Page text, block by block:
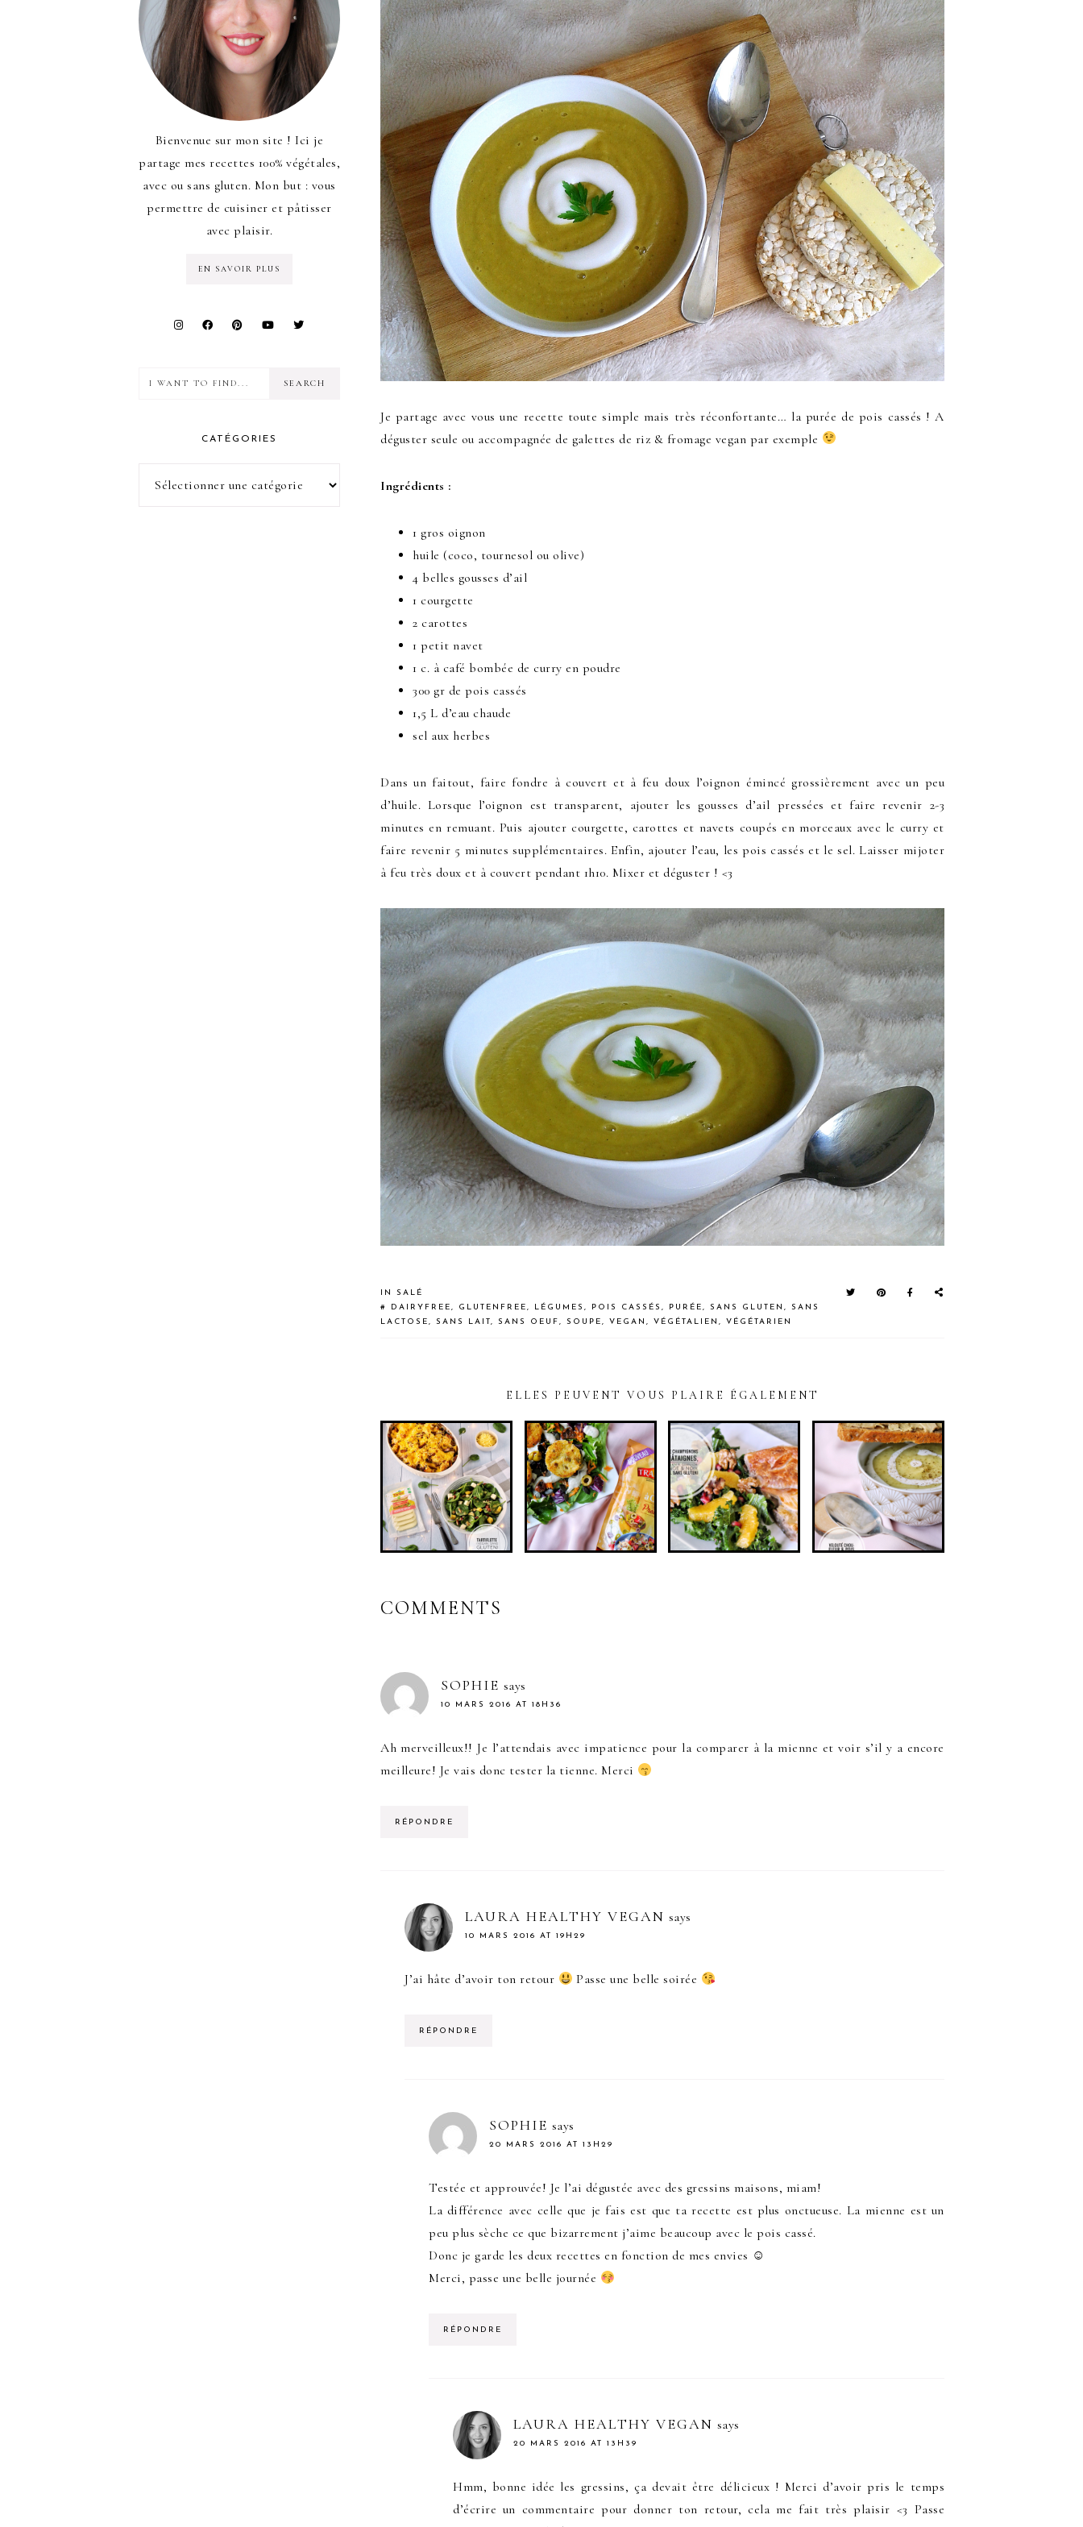
Je partage avec vous une recette toute simple mais très réconfortante… la purée de pois cassés ! A
déguster seule ou accompagnée de galettes de riz & fromage vegan par exemple
Ingrédients :
1 gros oignon
huile (coco, tournesol ou olive)
4 belles gousses d’ail
1 courgette
2 carottes
1 petit navet
1 c. à café bombée de curry en poudre
300 gr de pois cassés
1,5 L d’eau chaude
sel aux herbes
Dans un faitout, faire fondre à couvert et à feu doux l’oignon émincé grossièrement avec un peu
d’huile. Lorsque l’oignon est transparent, ajouter les gousses d’ail pressées et faire revenir 2-3
minutes en remuant. Puis ajouter courgette, carottes et navets coupés en morceaux avec le curry et
faire revenir 5 minutes supplémentaires. Enfin, ajouter l’eau, les pois cassés et le sel. Laisser mijoter
à feu très doux et à couvert pendant 1h10. Mixer et déguster ! <3
IN SALÉ
#
DAIRYFREE, GLUTENFREE, LÉGUMES , POIS CASSÉS , PURÉE, SANS GLUTEN , SANS
LACTOSE, SANS LAIT, SANS OEUF, SOUPE, VEGAN , VÉGÉTALIEN , VÉGÉTARIEN
INTERACTIONS
ELLES PEUVENT VOUS PLAIRE ÉGALEMENT
TARTIFLETTE
(VEGAN, SANS
GLUTEN)
SALADE DE
POLENTA
CROUSTI-
MOELLEUSE AUX
OLIVES (VEGAN,
SANS GLUTEN)
TOURTE
CHAMPIGNONS &
CHÂTAIGNES,
SALADE KALE,
GRENADE,
ORANGE & NOIX
(VEGAN, SANS
GLUTEN)
VELOUTÉ CHOU-
FLEUR & POIS
CASSÉS AU
CUMIN (VEGAN,
SANS GLUTEN)
COMMENTS
SOPHIE says
10 MARS 2016 AT 18H36
Ah merveilleux!! Je l’attendais avec impatience pour la comparer à la mienne et voir s’il y a encore
meilleure! Je vais donc tester la tienne. Merci
RÉPONDRE
LAURA HEALTHY VEGAN says
10 MARS 2016 AT 19H29
J’ai hâte d’avoir ton retour Passe une belle soirée
RÉPONDRE
SOPHIE says
20 MARS 2016 AT 13H29
Testée et approuvée! Je l’ai dégustée avec des gressins maisons, miam!
La différence avec celle que je fais est que ta recette est plus onctueuse. La mienne est un
peu plus sèche ce que bizarrement j’aime beaucoup avec le pois cassé.
Donc je garde les deux recettes en fonction de mes envies ☺
Merci, passe une belle journée
RÉPONDRE
LAURA HEALTHY VEGAN says
20 MARS 2016 AT 13H39
Hmm, bonne idée les gressins, ça devait être délicieux ! Merci d’avoir pris le temps
d’écrire un commentaire pour donner ton retour, cela me fait très plaisir <3 Passe
Bienvenue sur mon site ! Ici je
partage mes recettes 100% végétales,
avec ou sans gluten. Mon but : vous
permettre de cuisiner et pâtisser
avec plaisir.
EN SAVOIR PLUS
find...
CATÉGORIES